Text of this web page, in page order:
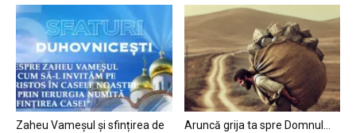
Zaheu Vameșul și sfințirea de
Aruncă grija ta spre Domnul…